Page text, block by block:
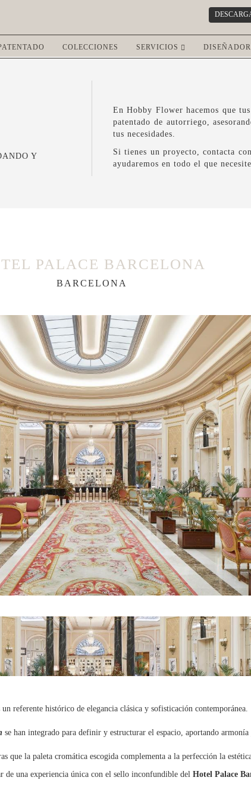
COLECCIONES SERVICIOS
Y
En Hobby Flower hacemos que
patentado de autorriego,
tus necesidades.
Si tienes un proyecto, contacta
ayudaremos en todo el que
PALACE BARCELONA
BARCELONA
un referente histórico de elegancia clásica y sofisticación contemporánea.
se han integrado para definir y estructurar el espacio, aportando armonía
que la paleta cromática escogida complementa a la perfección la
de una experiencia única con el sello inconfundible del Hotel Palace